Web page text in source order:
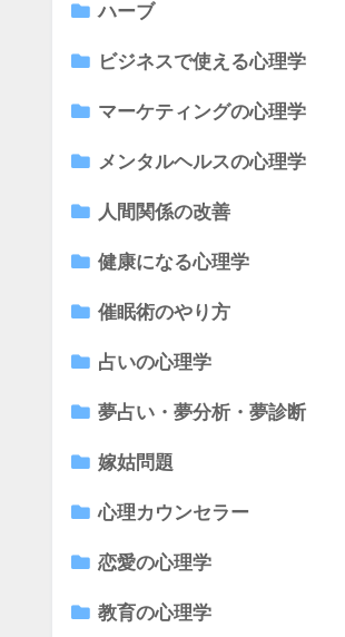
ハーブ
ビジネスで使える心理学
マーケティングの心理学
メンタルヘルスの心理学
人間関係の改善
健康になる心理学
催眠術のやり方
占いの心理学
夢占い・夢分析・夢診断
嫁姑問題
心理カウンセラー
恋愛の心理学
教育の心理学